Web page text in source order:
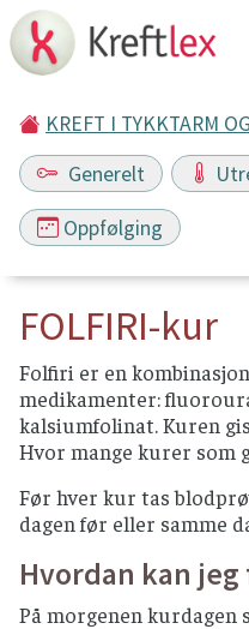
KREFT I TYKKTARM
Generelt
Oppfølging
FOLFIRI-kur
Folfiri er en
medikamenter:
kalsiumfolinat. Kuren
Hvor mange kurer som
Før hver kur tas
dagen før eller samme
Hvordan kan
På morgenen kurdagen